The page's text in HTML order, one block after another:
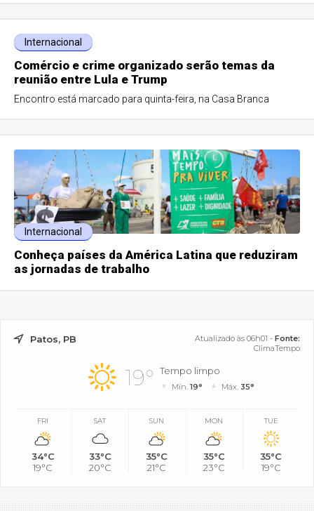
Internacional
Comércio e crime organizado serão temas da
reunião entre Lula e Trump
Encontro está marcado para quinta-feira, na Casa Branca
Internacional
Conheça países da América Latina que reduziram
as jornadas de trabalho
Patos, PB Atualizado às 06h01 - Fonte:
ClimaTempo
19° Tempo limpo
Mín.19° Máx. 35°
FRI
34°C
19°C
SAT
33°C
20°C
SUN
35°C
21°C
MON
35°C
23°C
TUE
35°C
19°C